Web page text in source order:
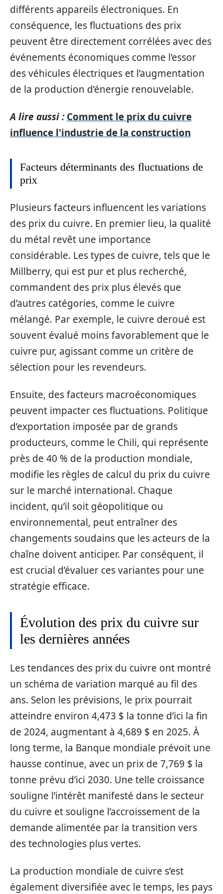
différents appareils électroniques. En
conséquence, les fluctuations des prix
peuvent être directement corrélées avec des
événements économiques comme l’essor
des véhicules électriques et l’augmentation
de la production d’énergie renouvelable.
A lire aussi : Comment le prix du cuivre
influence l'industrie de la construction
Facteurs déterminants des fluctuations de
prix
Plusieurs facteurs influencent les variations
des prix du cuivre. En premier lieu, la qualité
du métal revêt une importance
considérable. Les types de cuivre, tels que le
Millberry, qui est pur et plus recherché,
commandent des prix plus élevés que
d’autres catégories, comme le cuivre
mélangé. Par exemple, le cuivre deroué est
souvent évalué moins favorablement que le
cuivre pur, agissant comme un critère de
sélection pour les revendeurs.
Ensuite, des facteurs macroéconomiques
peuvent impacter ces fluctuations. Politique
d’exportation imposée par de grands
producteurs, comme le Chili, qui représente
près de 40 % de la production mondiale,
modifie les règles de calcul du prix du cuivre
sur le marché international. Chaque
incident, qu’il soit géopolitique ou
environnemental, peut entraîner des
changements soudains que les acteurs de la
chaîne doivent anticiper. Par conséquent, il
est crucial d’évaluer ces variantes pour une
stratégie efficace.
Évolution des prix du cuivre sur
les dernières années
Les tendances des prix du cuivre ont montré
un schéma de variation marqué au fil des
ans. Selon les prévisions, le prix pourrait
atteindre environ 4,473 $ la tonne d’ici la fin
de 2024, augmentant à 4,689 $ en 2025. À
long terme, la Banque mondiale prévoit une
hausse continue, avec un prix de 7,769 $ la
tonne prévu d’ici 2030. Une telle croissance
souligne l’intérêt manifesté dans le secteur
du cuivre et souligne l’accroissement de la
demande alimentée par la transition vers
des technologies plus vertes.
La production mondiale de cuivre s’est
également diversifiée avec le temps, les pays